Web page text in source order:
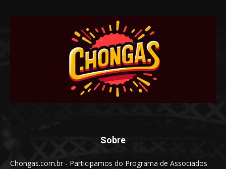
Sobre
Chongas.com.br - Participamos do Programa de Associados